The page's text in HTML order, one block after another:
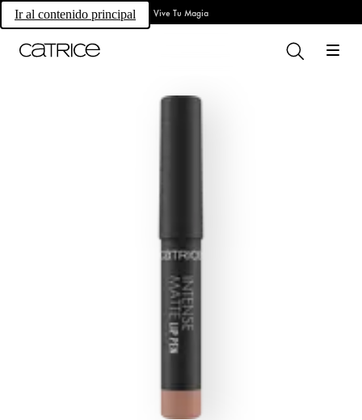
Ir al contenido principal Vive Tu Magia